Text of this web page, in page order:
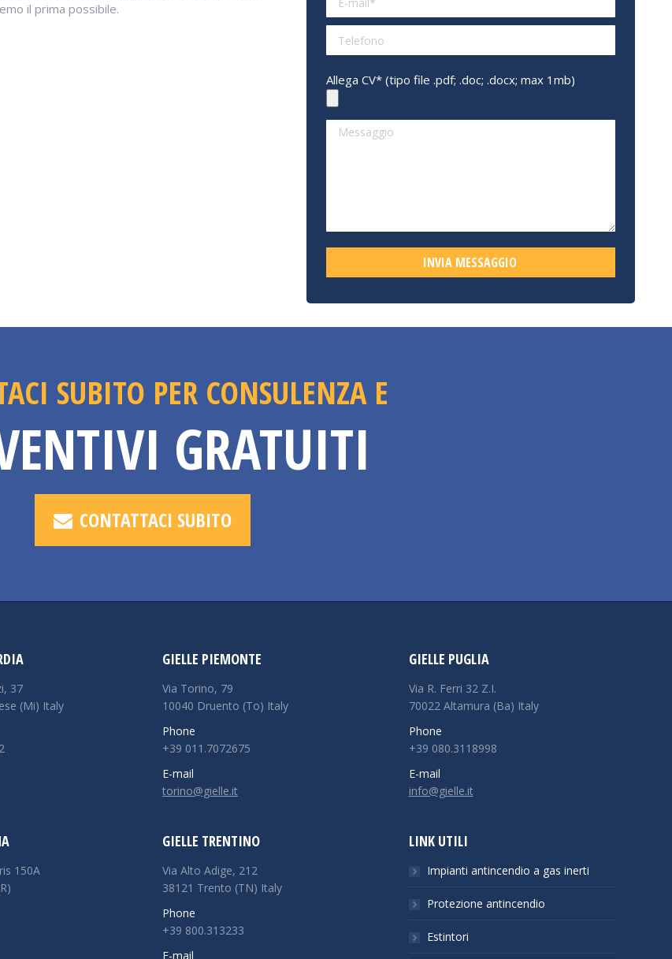
il prima possibile.
Allega CV* (tipo file .pdf; .doc; .docx; max 1mb)
SUBITO PER CONSULENZA E
GRATUITI
CONTATTACI SUBITO
37
(Mi) Italy
GIELLE PIEMONTE
Via Torino, 79
10040 Druento (To) Italy
Phone
+39 011.7072675
E-mail
torino@gielle.it
GIELLE PUGLIA
Via R. Ferri 32 Z.I.
70022 Altamura (Ba) Italy
Phone
+39 080.3118998
E-mail
info@gielle.it
150A
GIELLE TRENTINO
Via Alto Adige, 212
38121 Trento (TN) Italy
Phone
+39 800.313233
E-mail
LINK UTILI
Impianti antincendio a gas inerti
Protezione antincendio
Estintori